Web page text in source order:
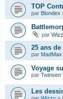
TOP
par Blondex
par
25 ans
par MadMax
Voyage
par Twinsen
Les